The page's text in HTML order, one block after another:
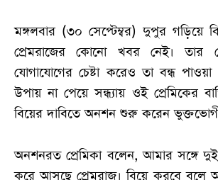
মঙ্গলবার (৩০ সেপ্টেম্বর) দুপুর গড়িয়ে
প্রেমরাজের কোনো খবর নেই। তার
যোগাযোগের চেষ্টা করেও তা বন্ধ
উপায় না পেয়ে সন্ধ্যায় ওই প্রেমিকের
বিয়ের দাবিতে অনশন শুরু করেন
অনশনরত প্রেমিকা বলেন, আমার সঙ্গে
করে আসছে প্রেমরাজ। বিয়ে করবে বলে